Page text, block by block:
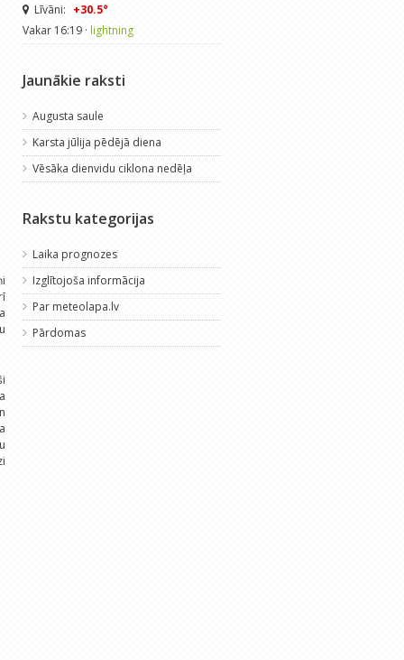
Līvāni: +30.5°
Vakar 16:19 · lightning
Jaunākie raksti
Augusta saule
Karsta jūlija pēdējā diena
Vēsāka dienvidu ciklona nedēļa
Rakstu kategorijas
Laika prognozes
Izglītojoša informācija
Par meteolapa.lv
Pārdomas